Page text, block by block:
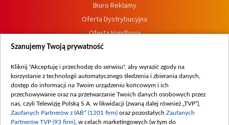
Biuro Reklamy
Oferta Dystrybucyjna
Oferta Handlowa
Dostępność
Procedura zgłoszeń wewnętrznych
Szanujemy Twoją prywatność
Kliknij "Akceptuję i przechodzę do serwisu", aby wyrazić zgody na
korzystanie z technologii automatycznego śledzenia i zbierania danych,
dostęp do informacji na Twoim urządzeniu końcowym i ich
przechowywanie oraz na przetwarzanie Twoich danych osobowych przez
nas, czyli Telewizję Polską S.A. w likwidacji (zwaną dalej również „TVP”),
Zaufanych Partnerów z IAB* (1201 firm) oraz pozostałych Zaufanych
Partnerów TVP (93 firm) , w celach marketingowych (w tym do